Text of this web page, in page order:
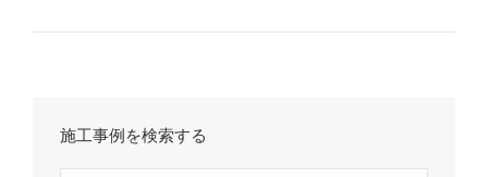
施工事例を検索する